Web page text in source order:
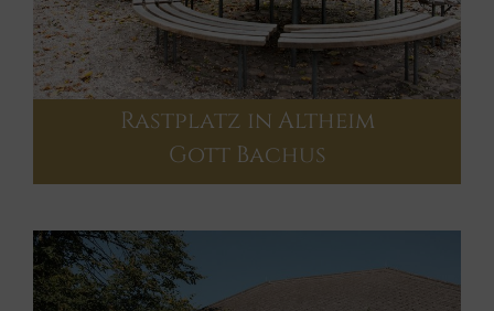
Rastplatz in Altheim
Gott Bachus